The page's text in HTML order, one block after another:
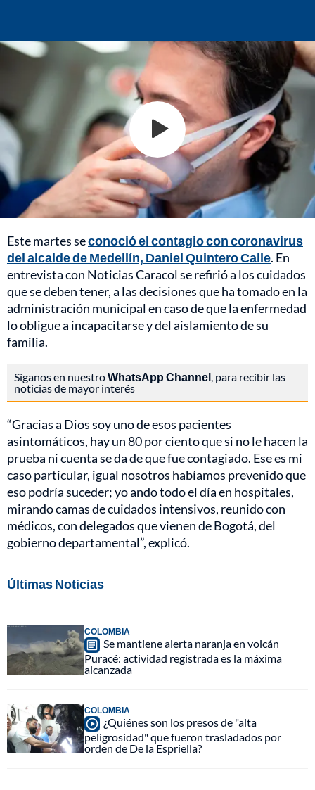
Este martes seconoció el contagio con coronavirus
del alcalde de Medellín, Daniel Quintero Calle. En
entrevista con Noticias Caracol se refirió a los cuidados
que se deben tener, a las decisiones que ha tomado en la
administración municipal en caso de que la enfermedad
lo obligue a incapacitarse y del aislamiento de su
familia.
Síganos en nuestroWhatsApp Channel , para recibir las
noticias de mayor interés
“Gracias a Dios soy uno de esos pacientes
asintomáticos, hay un 80 por ciento que si no le hacen la
prueba ni cuenta se da de que fue contagiado. Ese es mi
caso particular, igual nosotros habíamos prevenido que
eso podría suceder; yo ando todo el día en hospitales,
mirando camas de cuidados intensivos, reunido con
médicos, con delegados que vienen de Bogotá, del
gobierno departamental”, explicó.
Últimas Noticias
COLOMBIA
Se mantiene alerta naranja en volcán
Puracé: actividad registrada es la máxima
alcanzada
COLOMBIA
¿Quiénes son los presos de "alta
peligrosidad" que fueron trasladados por
orden de De la Espriella?